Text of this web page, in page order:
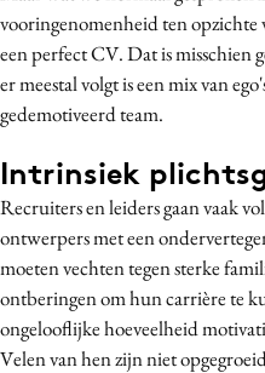
vooringenomenheid ten
een perfect CV. Dat is misschien
er meestal volgt is een mix van
gedemotiveerd team.
Intrinsiek
Recruiters en leiders gaan vaak
ontwerpers met een
moeten vechten tegen sterke
ontberingen om hun carrière te
ongelooflijke hoeveelheid
Velen van hen zijn niet